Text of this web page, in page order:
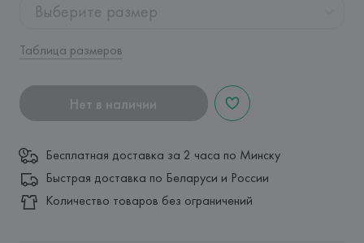
Выберите размер
Таблица размеров
Нет в наличии
Бесплатная доставка за 2 часа по Минску
Быстрая доставка по Беларуси и России
Количество товаров без ограничений